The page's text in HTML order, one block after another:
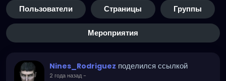
Пользователи Страницы Группы
Мероприятия
Nines_Rodriguez поделился ссылкой
2 года назад-